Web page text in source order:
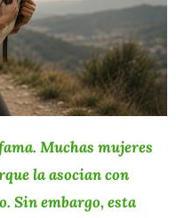
Muchas mujeres
la asocian con
Sin embargo, esta